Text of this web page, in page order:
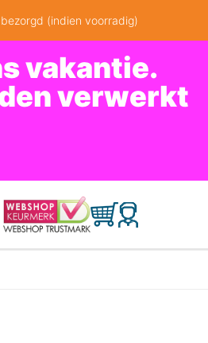
(indien voorradig)
vakantie.
verwerkt